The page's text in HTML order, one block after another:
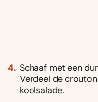
Schaaf met een
Verdeel de
koolsalade.